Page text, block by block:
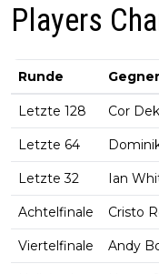
Players
Runde Gegner
Letzte 128 Cor
Letzte 64
Letzte 32 Ian
Achtelfinale Cristo
Viertelfinale Andy